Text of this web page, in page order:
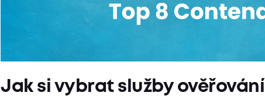
Jak si vybrat služby